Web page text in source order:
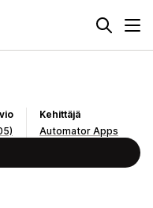
Kehittäjä
Automator Apps